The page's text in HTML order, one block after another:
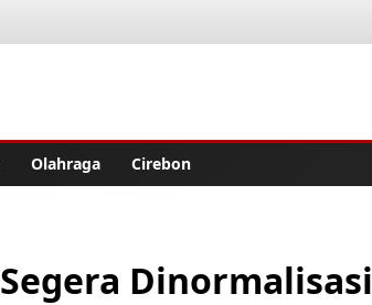
Olahraga Cirebon
Dinormalisasi